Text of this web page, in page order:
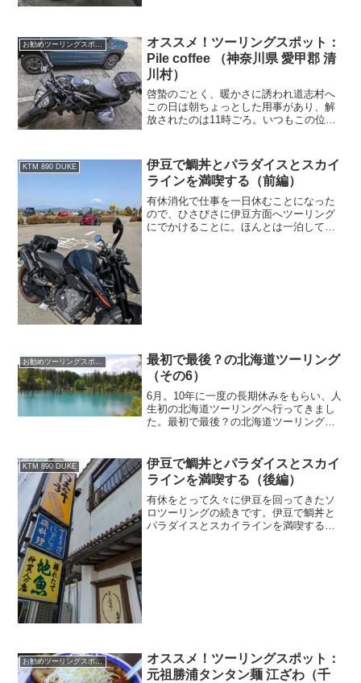
オススメ！ツーリングスポット：
Pile coffee （神奈川県 愛甲郡 清
川村）
啓蟄のごとく、暖かさに誘われ道志村へ
この日は朝ちょっとした用事があり、解
放されたのは11時ごろ。いつもこの位の
っても最高気温20℃。3月に入ってから寒
い日が多かったので...
KTM 890 DUKE
伊豆で鯛丼とパラダイスとスカイ
ラインを満喫する（前編）
有休消化で仕事を一日休むことになった
ので、ひさびさに伊豆方面へツーリング
にでかけることに。ほんとは一泊して伊
お勧めツーリングスポット
最初で最後？の北海道ツーリング
（その6）
6月。10年に一度の長期休みをもらい、人
生初の北海道ツーリングへ行ってきまし
た。最初で最後？の北海道ツーリング
リング（その3）最初で最後？の北海道ツ
ーリング（その4）...
KTM 890 DUKE
伊豆で鯛丼とパラダイスとスカイ
ラインを満喫する（後編）
有休をとって久々に伊豆を回ってきたソ
ロツーリングの続きです。伊豆で鯛丼と
パラダイスとスカイラインを満喫する
お勧めツーリングスポット
オススメ！ツーリングスポット：
元祖勝浦タンタン麺 江ざわ（千